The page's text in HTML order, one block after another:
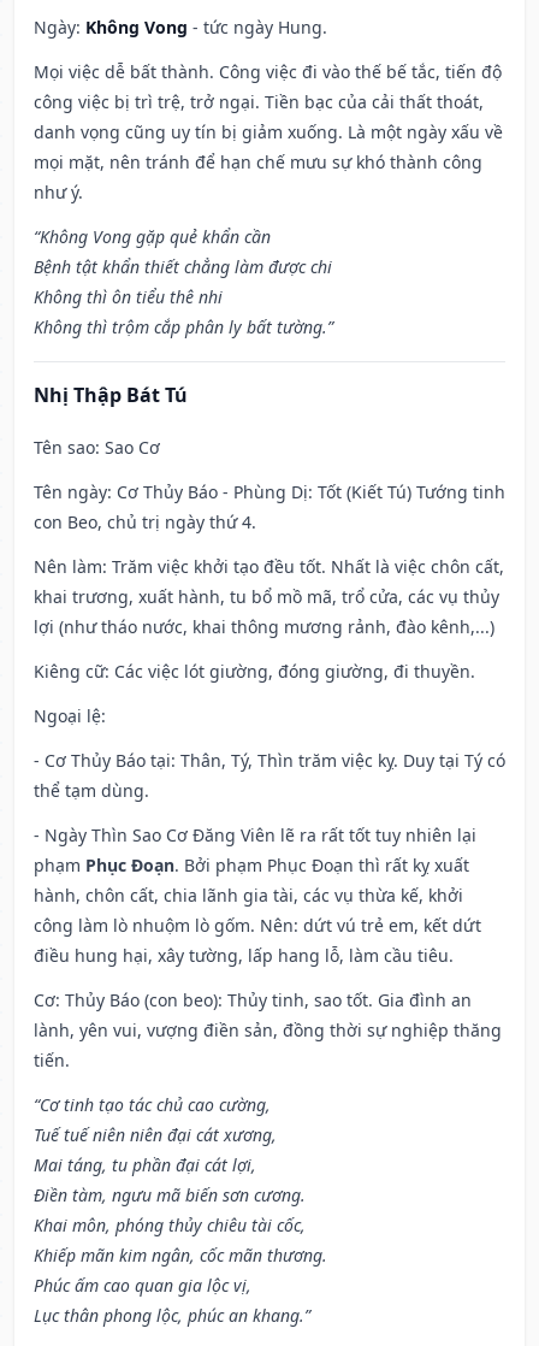
Ngày: Không Vong - tức ngày Hung.
Mọi việc dễ bất thành. Công việc đi vào thế bế tắc, tiến độ
công việc bị trì trệ, trở ngại. Tiền bạc của cải thất thoát,
danh vọng cũng uy tín bị giảm xuống. Là một ngày xấu về
mọi mặt, nên tránh để hạn chế mưu sự khó thành công
như ý.
“Không Vong gặp quẻ khẩn cần
Bệnh tật khẩn thiết chẳng làm được chi
Không thì ôn tiểu thê nhi
Không thì trộm cắp phân ly bất tường.”
Nhị Thập Bát Tú
Tên sao: Sao Cơ
Tên ngày: Cơ Thủy Báo - Phùng Dị: Tốt (Kiết Tú) Tướng tinh
con Beo, chủ trị ngày thứ 4.
Nên làm: Trăm việc khởi tạo đều tốt. Nhất là việc chôn cất,
khai trương, xuất hành, tu bổ mồ mã, trổ cửa, các vụ thủy
lợi (như tháo nước, khai thông mương rảnh, đào kênh,...)
Kiêng cữ: Các việc lót giường, đóng giường, đi thuyền.
Ngoại lệ:
- Cơ Thủy Báo tại: Thân, Tý, Thìn trăm việc kỵ. Duy tại Tý có
thể tạm dùng.
- Ngày Thìn Sao Cơ Đăng Viên lẽ ra rất tốt tuy nhiên lại
phạm Phục Đoạn. Bởi phạm Phục Đoạn thì rất kỵ xuất
hành, chôn cất, chia lãnh gia tài, các vụ thừa kế, khởi
công làm lò nhuộm lò gốm. Nên: dứt vú trẻ em, kết dứt
điều hung hại, xây tường, lấp hang lỗ, làm cầu tiêu.
Cơ: Thủy Báo (con beo): Thủy tinh, sao tốt. Gia đình an
lành, yên vui, vượng điền sản, đồng thời sự nghiệp thăng
tiến.
“Cơ tinh tạo tác chủ cao cường,
Tuế tuế niên niên đại cát xương,
Mai táng, tu phần đại cát lợi,
Điền tàm, ngưu mã biến sơn cương.
Khai môn, phóng thủy chiêu tài cốc,
Khiếp mãn kim ngân, cốc mãn thương.
Phúc ấm cao quan gia lộc vị,
Lục thân phong lộc, phúc an khang.”